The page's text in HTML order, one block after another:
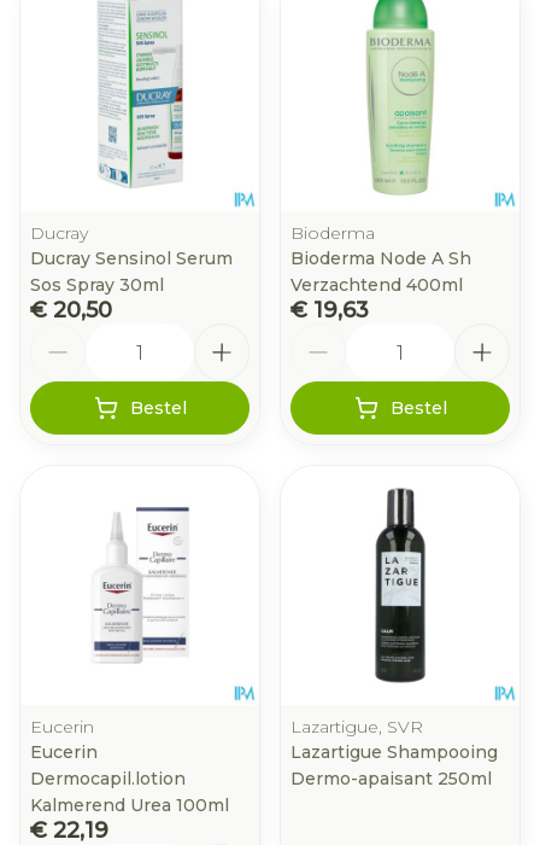
Ducray
Ducray Sensinol Serum
Sos Spray 30ml
€ 20,50
Bestel
Bioderma
Bioderma Node A Sh
Verzachtend 400ml
€ 19,63
Bestel
Eucerin
Eucerin
Dermocapil.lotion
Kalmerend Urea 100ml
€ 22,19
Lazartigue, SVR
Lazartigue Shampooing
Dermo-apaisant 250ml